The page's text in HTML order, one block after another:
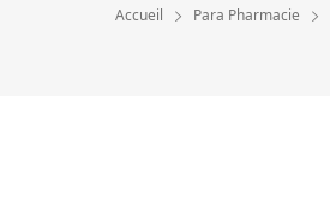
Accueil Para Pharmacie